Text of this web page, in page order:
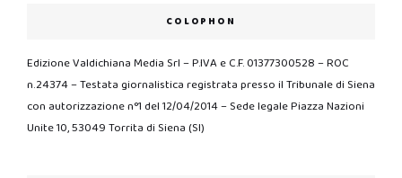
COLOPHON
Edizione Valdichiana Media Srl – P.IVA e C.F. 01377300528 – ROC
n.24374 – Testata giornalistica registrata presso il Tribunale di Siena
con autorizzazione n°1 del 12/04/2014 – Sede legale Piazza Nazioni
Unite 10, 53049 Torrita di Siena (SI)